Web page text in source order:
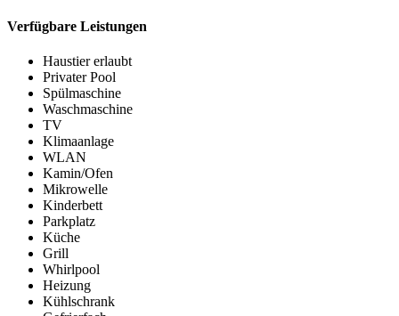
Verfügbare Leistungen
Haustier erlaubt
Privater Pool
Spülmaschine
Waschmaschine
TV
Klimaanlage
WLAN
Kamin/Ofen
Mikrowelle
Kinderbett
Parkplatz
Küche
Grill
Whirlpool
Heizung
Kühlschrank